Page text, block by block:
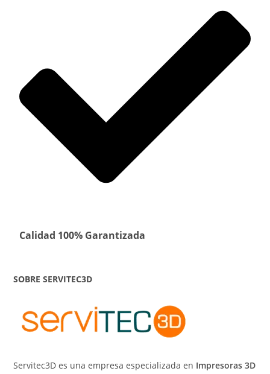
Calidad 100% Garantizada
SOBRE SERVITEC3D
Servitec3D es una empresa especializada en Impresoras 3D